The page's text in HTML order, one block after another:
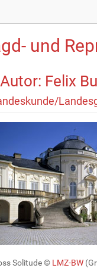
und
Autor: Felix
Solitude © LMZ-BW